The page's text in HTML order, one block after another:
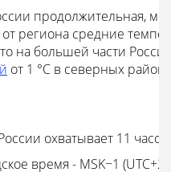
продолжительная,
региона средние
на большей части
от 1 °С в северных
охватывает 11
время - MSK−1 (UTC+2)